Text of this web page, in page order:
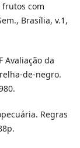
frutos com
Brasília, v.1,
Avaliação da
de-negro.
Regras